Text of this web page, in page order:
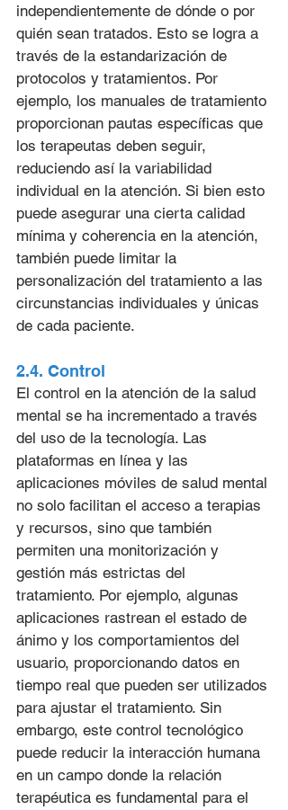
independientemente de dónde o por
quién sean tratados. Esto se logra a
través de la estandarización de
protocolos y tratamientos. Por
ejemplo, los manuales de tratamiento
proporcionan pautas específicas que
los terapeutas deben seguir,
reduciendo así la variabilidad
individual en la atención. Si bien esto
puede asegurar una cierta calidad
mínima y coherencia en la atención,
también puede limitar la
personalización del tratamiento a las
circunstancias individuales y únicas
de cada paciente.
2.4. Control
El control en la atención de la salud
mental se ha incrementado a través
del uso de la tecnología. Las
plataformas en línea y las
aplicaciones móviles de salud mental
no solo facilitan el acceso a terapias
y recursos, sino que también
permiten una monitorización y
gestión más estrictas del
tratamiento. Por ejemplo, algunas
aplicaciones rastrean el estado de
ánimo y los comportamientos del
usuario, proporcionando datos en
tiempo real que pueden ser utilizados
para ajustar el tratamiento. Sin
embargo, este control tecnológico
puede reducir la interacción humana
en un campo donde la relación
terapéutica es fundamental para el